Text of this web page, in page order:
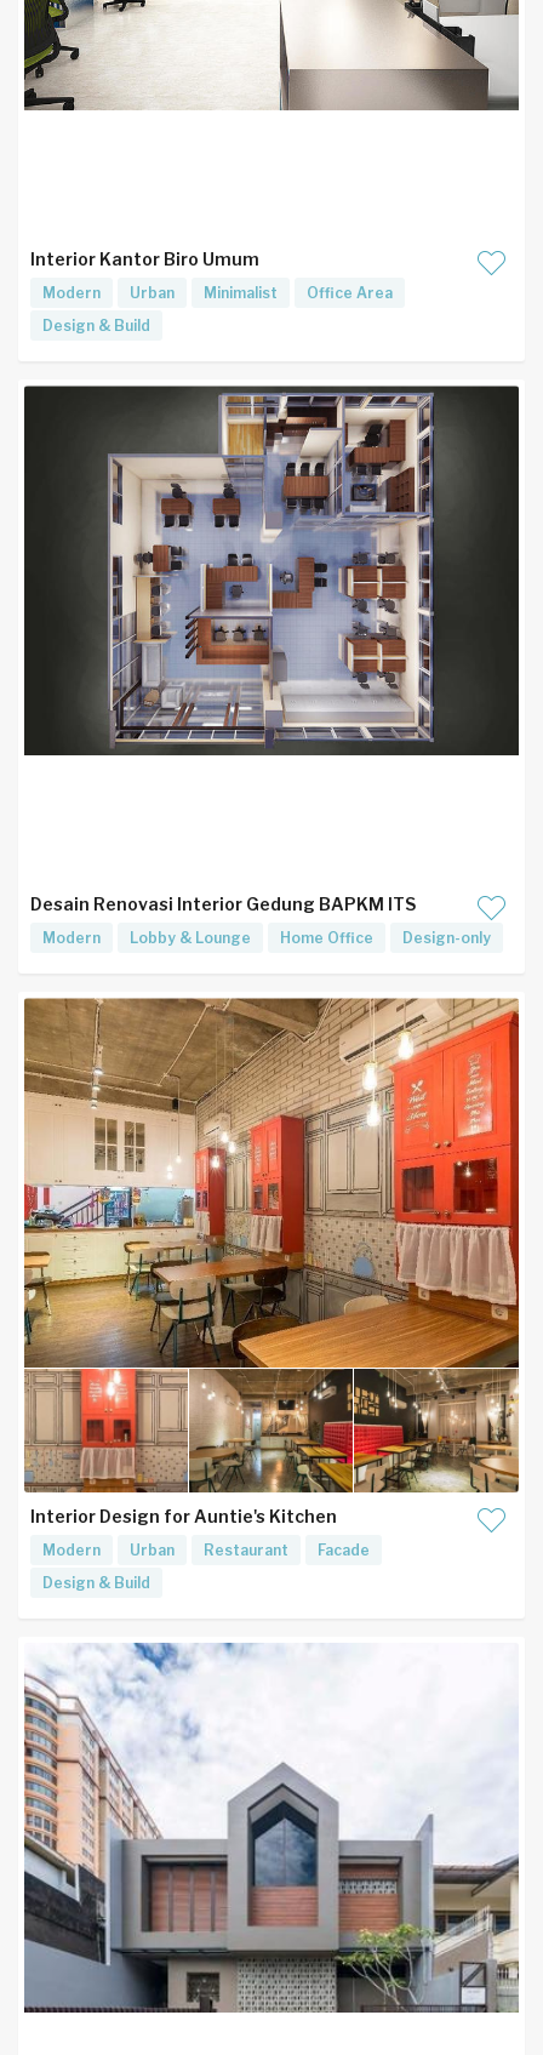
Interior Kantor Biro Umum
Modern Urban Minimalist
Office Area
Design & Build
Desain Renovasi Interior Gedung BAPKM ITS
Modern Lobby & Lounge Home Office Design-only
Interior Design for Auntie's Kitchen
Modern Urban Restaurant
Facade
Design & Build